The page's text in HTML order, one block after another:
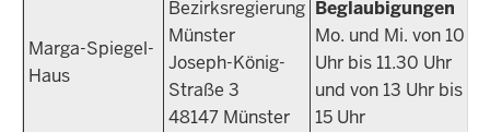
Marga-Spiegel-
Haus
Bezirksregierung
Münster
Joseph-König-
Straße 3
48147 Münster
Beglaubigungen
Mo. und Mi. von 10
Uhr bis 11.30 Uhr
und von 13 Uhr bis
15 Uhr